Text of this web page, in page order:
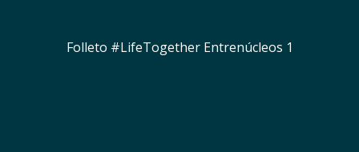
Folleto #LifeTogether Entrenúcleos 1